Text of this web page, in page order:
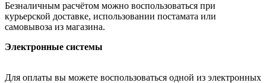
Безналичным расчётом можно воспользоваться при
курьерской доставке, использовании постамата или
самовывоза из магазина.
Электронные системы
Для оплаты вы можете воспользоваться одной из электронных